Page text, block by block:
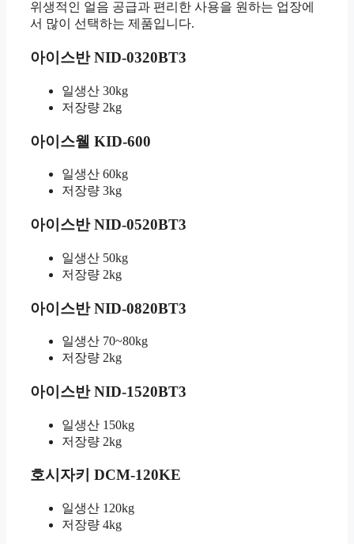
위생적인 얼음 공급과 편리한 사용을 원하는 업장에
서 많이 선택하는 제품입니다.
아이스반 NID-0320BT3
일생산 30kg
저장량 2kg
아이스웰 KID-600
일생산 60kg
저장량 3kg
아이스반 NID-0520BT3
일생산 50kg
저장량 2kg
아이스반 NID-0820BT3
일생산 70~80kg
저장량 2kg
아이스반 NID-1520BT3
일생산 150kg
저장량 2kg
호시자키 DCM-120KE
일생산 120kg
저장량 4kg